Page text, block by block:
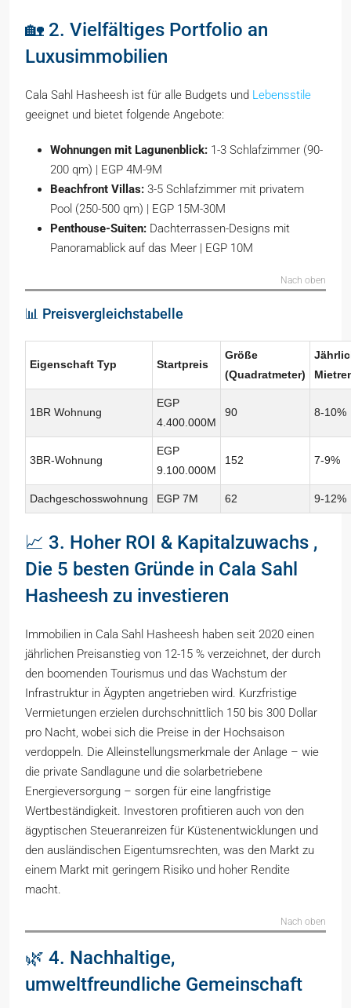
🏡 2. Vielfältiges Portfolio an
Luxusimmobilien
Cala Sahl Hasheesh ist für alle Budgets und Lebensstile
geeignet und bietet folgende Angebote:
Wohnungen mit Lagunenblick: 1-3 Schlafzimmer (90-
200 qm) | EGP 4M-9M
Beachfront Villas: 3-5 Schlafzimmer mit privatem
Pool (250-500 qm) | EGP 15M-30M
Penthouse-Suiten: Dachterrassen-Designs mit
Panoramablick auf das Meer | EGP 10M
Nach oben
📊 Preisvergleichstabelle
Eigenschaft Typ Startpreis
Größe
(Quadratmeter)
1BR Wohnung
EGP
4.400.000M
90 8-10%
3BR-Wohnung
EGP
9.100.000M
152 7-9%
Dachgeschosswohnung EGP 7M 62 9-12%
📈 3. Hoher ROI & Kapitalzuwachs ,
Die 5 besten Gründe in Cala Sahl
Hasheesh zu investieren
Immobilien in Cala Sahl Hasheesh haben seit 2020 einen
jährlichen Preisanstieg von 12-15 % verzeichnet, der durch
den boomenden Tourismus und das Wachstum der
Infrastruktur in Ägypten angetrieben wird. Kurzfristige
Vermietungen erzielen durchschnittlich 150 bis 300 Dollar
pro Nacht, wobei sich die Preise in der Hochsaison
verdoppeln. Die Alleinstellungsmerkmale der Anlage – wie
die private Sandlagune und die solarbetriebene
Energieversorgung – sorgen für eine langfristige
Wertbeständigkeit. Investoren profitieren auch von den
ägyptischen Steueranreizen für Küstenentwicklungen und
den ausländischen Eigentumsrechten, was den Markt zu
einem Markt mit geringem Risiko und hoher Rendite
macht.
Nach oben
🌿 4. Nachhaltige,
umweltfreundliche Gemeinschaft